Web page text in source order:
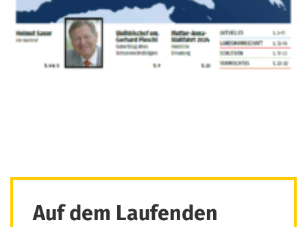
Auf dem Laufenden